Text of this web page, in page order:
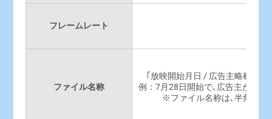
フレームレート
ファイル名称
｢放映開始月日 / 広告主略称 /
例：7月28日開始で､広告主がグロ
※ファイル名称は､半角英数